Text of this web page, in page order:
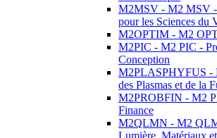
M2MSV - M2 MSV -
pour les Sciences du
M2OPTIM - M2
M2PIC - M2 PIC -
Conception
M2PLASPHYFUS -
des Plasmas et de la
M2PROBFIN - M2
Finance
M2QLMN - M2
Lumière, Matériaux